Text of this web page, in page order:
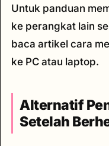
Untuk panduan
ke perangkat lain
baca artikel cara
ke PC atau laptop.
Alternatif
Setelah